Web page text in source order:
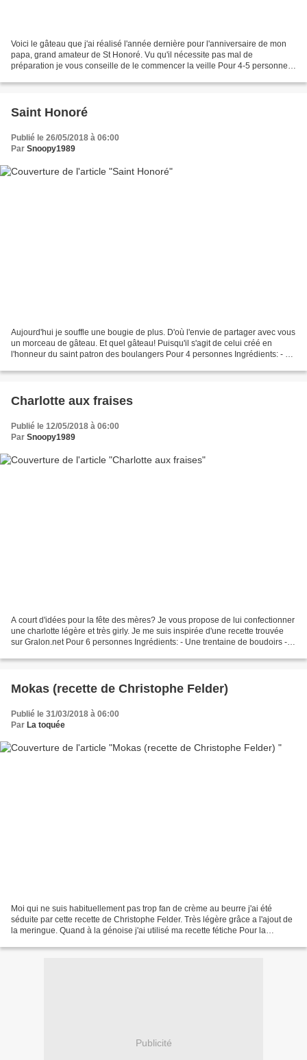
Voici le gâteau que j'ai réalisé l'année dernière pour l'anniversaire de mon
papa, grand amateur de St Honoré. Vu qu'il nécessite pas mal de
préparation je vous conseille de le commencer la veille Pour 4-5 personnes
Saint Honoré
Publié le 26/05/2018 à 06:00
Par Snoopy1989
Aujourd'hui je souffle une bougie de plus. D'où l'envie de partager avec vous
un morceau de gâteau. Et quel gâteau! Puisqu'il s'agit de celui créé en
l'honneur du saint patron des boulangers Pour 4 personnes Ingrédients: - 1
Charlotte aux fraises
Publié le 12/05/2018 à 06:00
Par Snoopy1989
A court d'idées pour la fête des mères? Je vous propose de lui confectionner
une charlotte légère et très girly. Je me suis inspirée d'une recette trouvée
sur Gralon.net Pour 6 personnes Ingrédients: - Une trentaine de boudoirs -
Mokas (recette de Christophe Felder)
Publié le 31/03/2018 à 06:00
Par La toquée
Moi qui ne suis habituellement pas trop fan de crème au beurre j'ai été
séduite par cette recette de Christophe Felder. Très légère grâce a l'ajout de
la meringue. Quand à la génoise j'ai utilisé ma recette fétiche Pour la
Publicité